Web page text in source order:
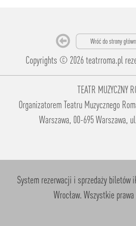
Copyrights © 2026 teatrroma.pl
TEATR MUZYCZNY
Organizatorem Teatru Muzycznego
Warszawa, 00-695 Warszawa,
System rezerwacji i sprzedaży biletów
Wrocław. Wszystkie